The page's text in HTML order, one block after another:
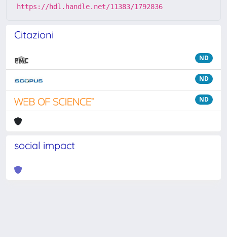
https://hdl.handle.net/11383/1792836
Citazioni
ND
ND
ND
social impact